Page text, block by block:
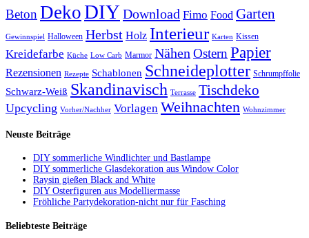
Beton DekoDIYDownload Fimo Food Garten
Gewinnspiel Halloween Herbst Holz Interieur Karten Kissen
Kreidefarbe Küche Low Carb Marmor Nähen Ostern Papier
Rezensionen Rezepte Schablonen Schneideplotter Schrumpffolie
Schwarz-Weiß Skandinavisch Terrasse Tischdeko
Upcycling Vorher/Nachher Vorlagen Weihnachten Wohnzimmer
Neuste Beiträge
DIY sommerliche Windlichter und Bastlampe
DIY sommerliche Glasdekoration aus Window Color
Raysin gießen Black and White
DIY Osterfiguren aus Modelliermasse
Fröhliche Partydekoration-nicht nur für Fasching
Beliebteste Beiträge